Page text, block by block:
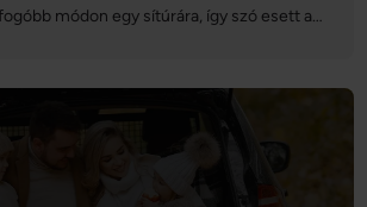
módon egy sítúrára, így szó esett a
és mit kell tennünk, ha esetleg